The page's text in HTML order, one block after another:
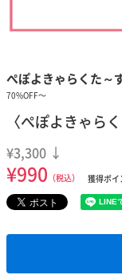
ぺぽよきゃらくた～
70%OFF〜
〈ぺぽよきゃら
¥3,300 ↓
¥990 （税込） 獲得ポイ